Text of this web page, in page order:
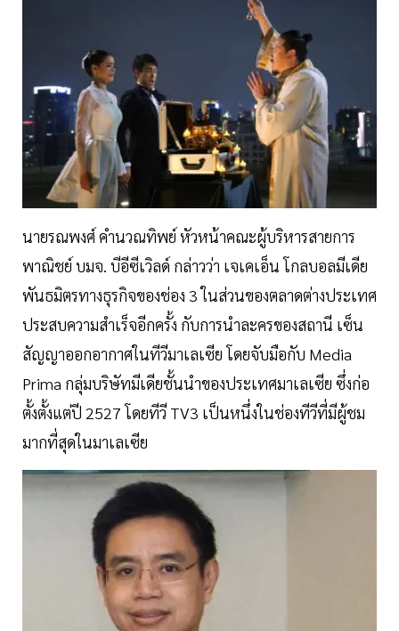
นายรณพงศ์ คำนวณทิพย์ หัวหน้าคณะผู้บริหารสายการ
พาณิชย์ บมจ. บีอีซีเวิลด์ กล่าวว่า เจเคเอ็น โกลบอลมีเดีย
พันธมิตรทางธุรกิจของช่อง 3 ในส่วนของตลาดต่างประเทศ
ประสบความสำเร็จอีกครั้ง กับการนำละครของสถานี เซ็น
สัญญาออกอากาศในทีวีมาเลเซีย โดยจับมือกับ Media
Prima กลุ่มบริษัทมีเดียชั้นนำของประเทศมาเลเซีย ซึ่งก่อ
ตั้งตั้งแต่ปี 2527 โดยทีวี TV3 เป็นหนึ่งในช่องทีวีที่มีผู้ชม
มากที่สุดในมาเลเซีย